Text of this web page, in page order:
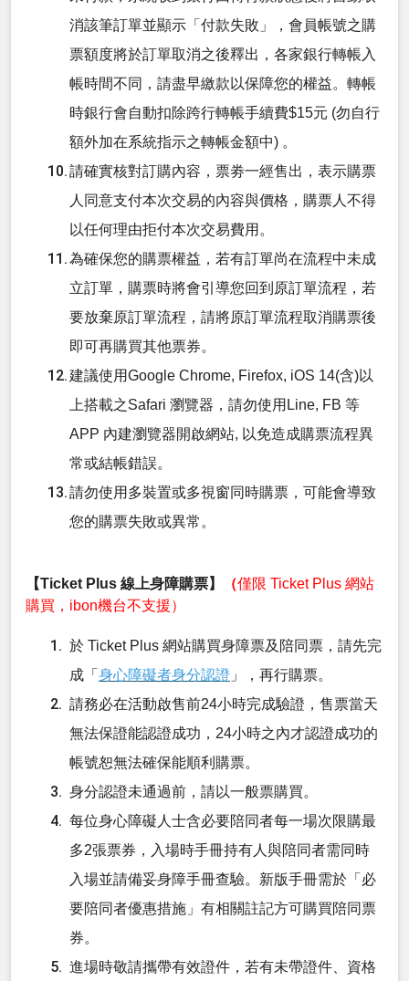
消該筆訂單並顯示「付款失敗」，會員帳號之購
票額度將於訂單取消之後釋出，各家銀行轉帳入
帳時間不同，請盡早繳款以保障您的權益。轉帳
時銀行會自動扣除跨行轉帳手續費$15元 (勿自行
額外加在系統指示之轉帳金額中) 。
請確實核對訂購內容，票劵一經售出，表示購票
人同意支付本次交易的內容與價格，購票人不得
以任何理由拒付本次交易費用。
為確保您的購票權益，若有訂單尚在流程中未成
立訂單，購票時將會引導您回到原訂單流程，若
要放棄原訂單流程，請將原訂單流程取消購票後
即可再購買其他票券。
建議使用Google Chrome, Firefox, iOS 14(含)以
上搭載之Safari 瀏覽器，請勿使用Line, FB 等
APP 內建瀏覽器開啟網站, 以免造成購票流程異
常或結帳錯誤。
請勿使用多裝置或多視窗同時購票，可能會導致
您的購票失敗或異常。
【Ticket Plus 線上身障購票】 （僅限 Ticket Plus 網站
購買，ibon機台不支援）
於 Ticket Plus 網站購買身障票及陪同票，請先完
成「 身心障礙者身分認證 」，再行購票。
請務必在活動啟售前24小時完成驗證，售票當天
無法保證能認證成功，24小時之內才認證成功的
帳號恕無法確保能順利購票。
身分認證未通過前，請以一般票購買。
每位身心障礙人士含必要陪同者每一場次限購最
多2張票券，入場時手冊持有人與陪同者需同時
入場並請備妥身障手冊查驗。新版手冊需於「必
要陪同者優惠措施」有相關註記方可購買陪同票
券。
進場時敬請攜帶有效證件，若有未帶證件、資格